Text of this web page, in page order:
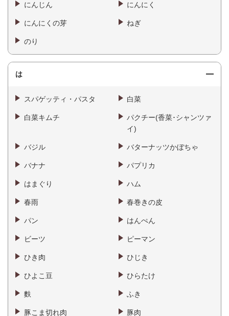
にんじん にんにく
にんにくの芽 ねぎ
のり
は
スパゲッティ・パスタ 白菜
白菜キムチ
パクチー(香菜･シャンツァ
イ)
バジル バターナッツかぼちゃ
バナナ パプリカ
はまぐり ハム
春雨 春巻きの皮
パン はんぺん
ビーツ ピーマン
ひき肉 ひじき
ひよこ豆 ひらたけ
麩 ふき
豚こま切れ肉 豚肉